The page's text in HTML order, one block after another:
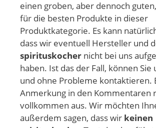
einen groben, aber dennoch
für die besten Produkte in dieser
Produktkategorie. Es kann
dass wir eventuell Hersteller und
spirituskocher nicht bei uns
haben. Ist das der Fall, können
und ohne Probleme kontaktieren.
Anmerkung in den Kommentaren
vollkommen aus. Wir möchten
außerdem sagen, dass wir keinen